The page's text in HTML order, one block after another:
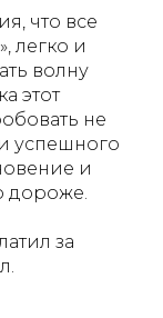
что все
легко и
волну
этот
не
успешного
и
дороже.
за